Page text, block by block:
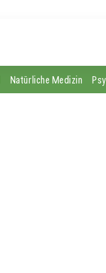
Natürliche Medizin